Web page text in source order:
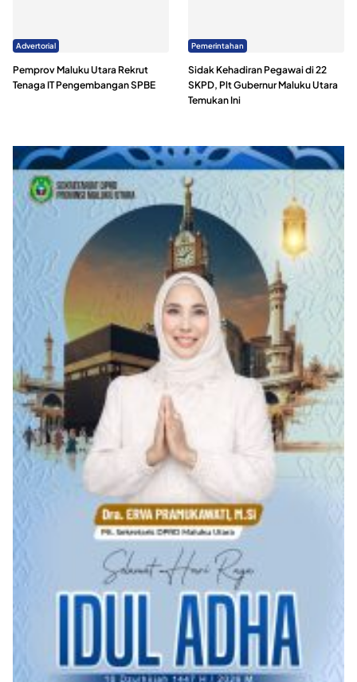
Advertorial
Pemprov Maluku Utara Rekrut
Tenaga IT Pengembangan SPBE
Pemerintahan
Sidak Kehadiran Pegawai di 22
SKPD, Plt Gubernur Maluku Utara
Temukan Ini